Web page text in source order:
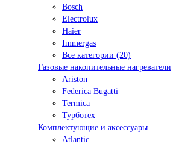
Bosсh
Electrolux
Haier
Immergas
Все категории (20)
Газовые накопительные нагреватели
Ariston
Federica Bugatti
Termica
Турботех
Комплектующие и аксессуары
Atlantic